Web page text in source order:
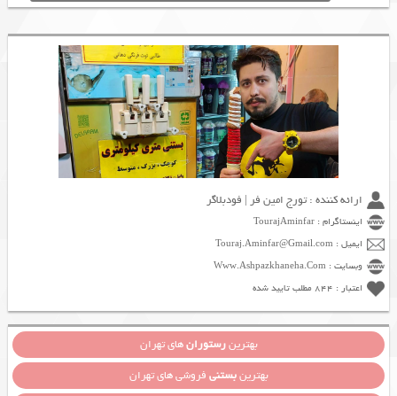
ارائه کننده : تورج امین فر | فودبلاگر
اینستاگرام : TourajAminfar
ایمیل : Touraj.Aminfar@Gmail.com
وبسایت : Www.Ashpazkhaneha.Com
اعتبار : 844 مطلب تایید شده
بهترینرستورانهای تهران
بهترینبستنی فروشی های تهران